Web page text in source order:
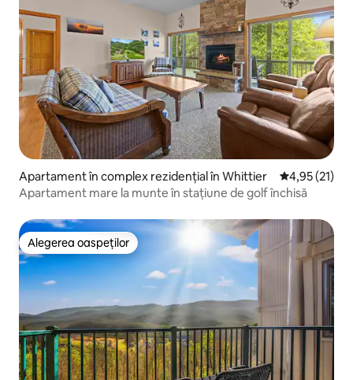
Apartament în complex rezidențial în Whittier Scor mediu
4,95 (21)
Apartament mare la munte în stațiune de golf închisă
Alegerea oaspeților
Alegerea oaspeților